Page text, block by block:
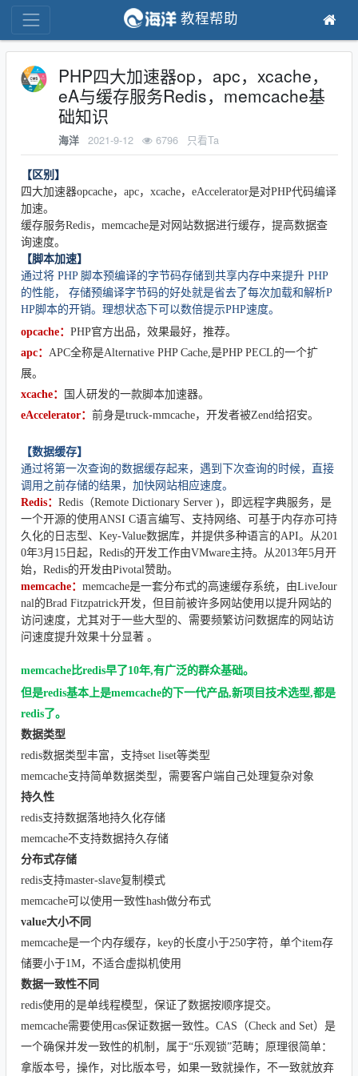
教程帮助
PHP四大加速器op，apc，xcache，
eA与缓存服务Redis，memcache基
础知识
海洋 2021-9-12 6796 只看Ta
【区别】
四大加速器opcache，apc，xcache，eAccelerator是对PHP代码编译
加速。
缓存服务Redis，memcache是对网站数据进行缓存，提高数据查
询速度。
【脚本加速】
通过将 PHP 脚本预编译的字节码存储到共享内存中来提升 PHP
的性能， 存储预编译字节码的好处就是省去了每次加载和解析P
HP脚本的开销。理想状态下可以数倍提示PHP速度。
opcache： PHP官方出品，效果最好，推荐。
apc： APC全称是Alternative PHP Cache,是PHP PECL的一个扩
展。
xcache：
国人研发的一款脚本加速器。
eAccelerator： 前身是truck-mmcache，开发者被Zend给招安。
【数据缓存】
通过将第一次查询的数据缓存起来，遇到下次查询的时候，直接
调用之前存储的结果，加快网站相应速度。
Redis： Redis（Remote Dictionary Server )，即远程字典服务，是
一个开源的使用ANSI C语言编写、支持网络、可基于内存亦可持
久化的日志型、Key-Value数据库，并提供多种语言的API。从201
0年3月15日起，Redis的开发工作由VMware主持。从2013年5月开
始，Redis的开发由Pivotal赞助。
memcache： memcache是一套分布式的高速缓存系统，由LiveJour
nal的Brad Fitzpatrick开发，但目前被许多网站使用以提升网站的
访问速度，尤其对于一些大型的、需要频繁访问数据库的网站访
问速度提升效果十分显著 。
memcache比redis早了10年,有广泛的群众基础。
但是redis基本上是memcache的下一代产品,新项目技术选型,都是
redis了。
数据类型
redis数据类型丰富，支持set liset等类型
memcache支持简单数据类型，需要客户端自己处理复杂对象
持久性
redis支持数据落地持久化存储
memcache不支持数据持久存储
分布式存储
redis支持master-slave复制模式
memcache可以使用一致性hash做分布式
value大小不同
memcache是一个内存缓存，key的长度小于250字符，单个item存
储要小于1M，不适合虚拟机使用
数据一致性不同
redis使用的是单线程模型，保证了数据按顺序提交。
memcache需要使用cas保证数据一致性。CAS（Check and Set）是
一个确保并发一致性的机制，属于“乐观锁”范畴；原理很简单：
拿版本号，操作，对比版本号，如果一致就操作，不一致就放弃